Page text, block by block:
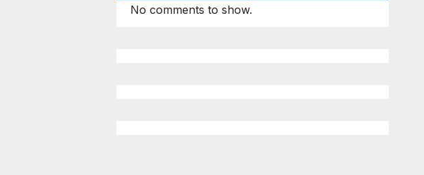
No comments to show.